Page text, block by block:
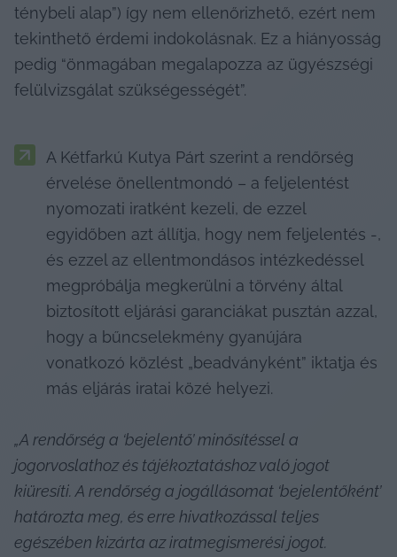
ténybeli alap”) így nem ellenőrizhető, ezért nem
tekinthető érdemi indokolásnak. Ez a hiányosság
pedig “önmagában megalapozza az ügyészségi
felülvizsgálat szükségességét”.
A Kétfarkú Kutya Párt szerint a rendőrség
érvelése önellentmondó – a feljelentést
nyomozati iratként kezeli, de ezzel
egyidőben azt állítja, hogy nem feljelentés -,
és ezzel az ellentmondásos intézkedéssel
megpróbálja megkerülni a törvény által
biztosított eljárási garanciákat pusztán azzal,
hogy a bűncselekmény gyanújára
vonatkozó közlést „beadványként” iktatja és
más eljárás iratai közé helyezi.
„A rendőrség a ‘bejelentő’ minősítéssel a
jogorvoslathoz és tájékoztatáshoz való jogot
kiüresíti. A rendőrség a jogállásomat ‘bejelentőként’
határozta meg, és erre hivatkozással teljes
egészében kizárta az iratmegismerési jogot.